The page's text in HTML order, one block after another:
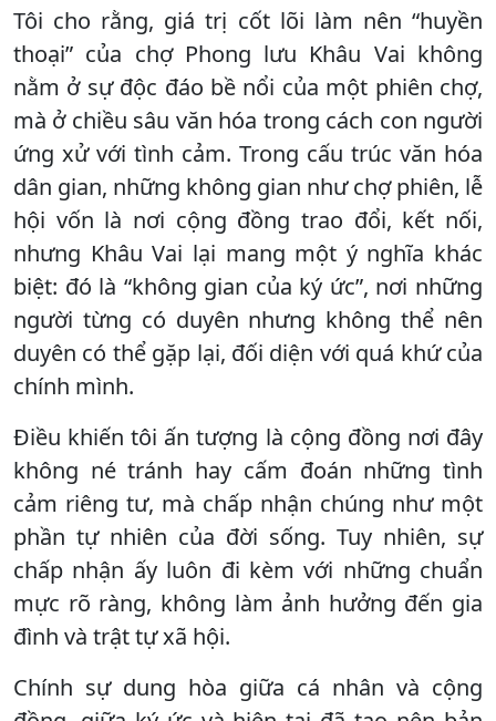
Tôi cho rằng, giá trị cốt lõi làm nên “huyền
thoại” của chợ Phong lưu Khâu Vai không
nằm ở sự độc đáo bề nổi của một phiên chợ,
mà ở chiều sâu văn hóa trong cách con người
ứng xử với tình cảm. Trong cấu trúc văn hóa
dân gian, những không gian như chợ phiên, lễ
hội vốn là nơi cộng đồng trao đổi, kết nối,
nhưng Khâu Vai lại mang một ý nghĩa khác
biệt: đó là “không gian của ký ức”, nơi những
người từng có duyên nhưng không thể nên
duyên có thể gặp lại, đối diện với quá khứ của
chính mình.
Điều khiến tôi ấn tượng là cộng đồng nơi đây
không né tránh hay cấm đoán những tình
cảm riêng tư, mà chấp nhận chúng như một
phần tự nhiên của đời sống. Tuy nhiên, sự
chấp nhận ấy luôn đi kèm với những chuẩn
mực rõ ràng, không làm ảnh hưởng đến gia
đình và trật tự xã hội.
Chính sự dung hòa giữa cá nhân và cộng